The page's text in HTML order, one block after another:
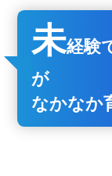
未経験
が
なかなか